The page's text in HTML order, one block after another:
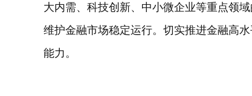
大内需、科技创新、中小微企业等重点领
维护金融市场稳定运行。切实推进金融高
能力。